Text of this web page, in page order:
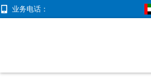
业务电话：